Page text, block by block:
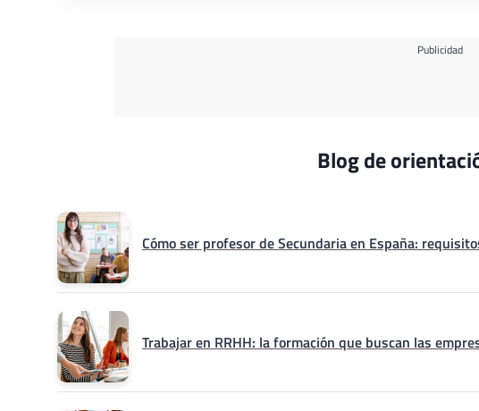
Publicidad
Blog de
Cómo ser profesor de Secundaria en España:
Trabajar en RRHH: la formación que buscan las